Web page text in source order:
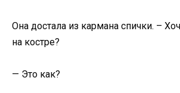
Она достала из кармана спички. –
на костре?
— Это как?